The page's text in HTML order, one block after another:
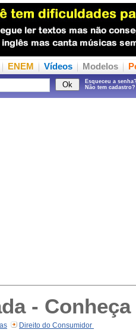
ENEM Vídeos Modelos
Esqueceu a senha?
Não tem cadastro?
-
Direito do Consumidor